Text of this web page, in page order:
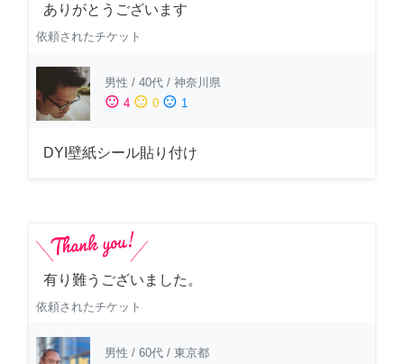
ありがとうございます
依頼されたチケット
男性 / 40代 / 神奈川県
sentiment_satisfied 4 sentiment_neutral 0 sentiment_dissatisfied 1
DYI壁紙シール貼り付け
有り難うございました。
依頼されたチケット
男性 / 60代 / 東京都